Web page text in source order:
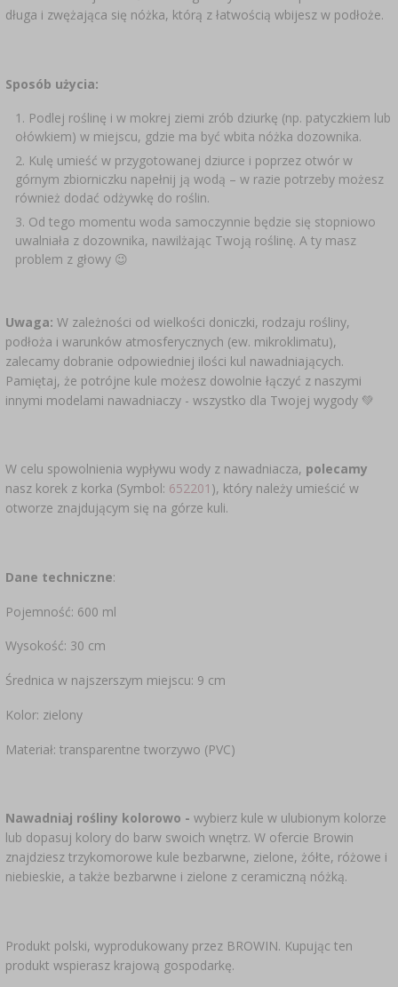
długa i zwężająca się nóżka, którą z łatwością wbijesz w podłoże.
Sposób użycia:
Podlej roślinę i w mokrej ziemi zrób dziurkę (np. patyczkiem lub
ołówkiem) w miejscu, gdzie ma być wbita nóżka dozownika.
Kulę umieść w przygotowanej dziurce i poprzez otwór w
górnym zbiorniczku napełnij ją wodą – w razie potrzeby możesz
również dodać odżywkę do roślin.
Od tego momentu woda samoczynnie będzie się stopniowo
uwalniała z dozownika, nawilżając Twoją roślinę. A ty masz
problem z głowy 😉
Uwaga: W zależności od wielkości doniczki, rodzaju rośliny,
podłoża i warunków atmosferycznych (ew. mikroklimatu),
zalecamy dobranie odpowiedniej ilości kul nawadniających.
Pamiętaj, że potrójne kule możesz dowolnie łączyć z naszymi
innymi modelami nawadniaczy - wszystko dla Twojej wygody 💚
W celu spowolnienia wypływu wody z nawadniacza, polecamy
nasz korek z korka (Symbol: 652201 ), który należy umieścić w
otworze znajdującym się na górze kuli.
Dane techniczne:
Pojemność: 600 ml
Wysokość: 30 cm
Średnica w najszerszym miejscu: 9 cm
Kolor: zielony
Materiał: transparentne tworzywo (PVC)
Nawadniaj rośliny kolorowo - wybierz kule w ulubionym kolorze
lub dopasuj kolory do barw swoich wnętrz. W ofercie Browin
znajdziesz trzykomorowe kule bezbarwne, zielone, żółte, różowe i
niebieskie, a także bezbarwne i zielone z ceramiczną nóżką.
Produkt polski, wyprodukowany przez BROWIN. Kupując ten
produkt wspierasz krajową gospodarkę.